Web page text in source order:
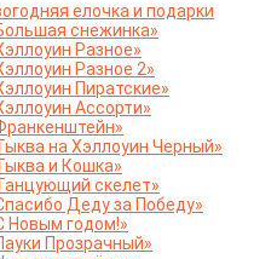
елочка и подарки
снежинка»
Разное»
Разное 2»
Пиратские»
Ассорти»
на Хэллоуин Черный»
и Кошка»
скелет»
Деду за Победу»
Новым годом!»
Прозрачный»